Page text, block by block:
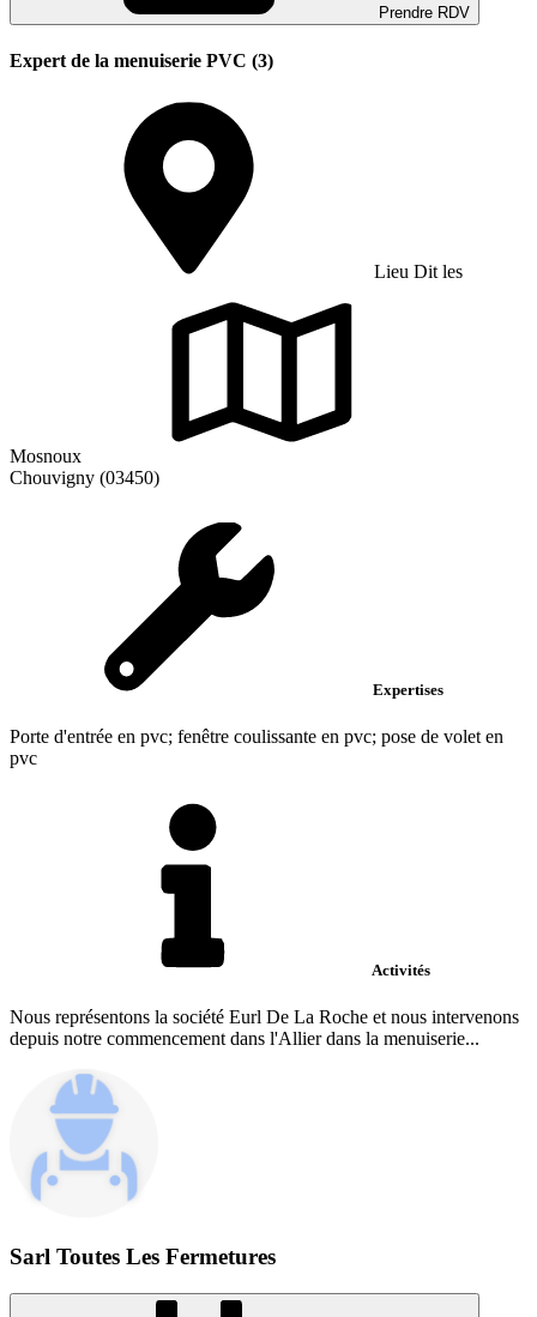
Prendre RDV
Expert de la menuiserie PVC (3)
Lieu Dit les
Mosnoux
Chouvigny (03450)
Expertises
Porte d'entrée en pvc; fenêtre coulissante en pvc; pose de volet en
pvc
Activités
Nous représentons la société Eurl De La Roche et nous intervenons
depuis notre commencement dans l'Allier dans la menuiserie...
Sarl Toutes Les Fermetures